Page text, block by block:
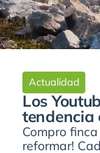
Actualidad
Los
tendencia
Compro
reformar!